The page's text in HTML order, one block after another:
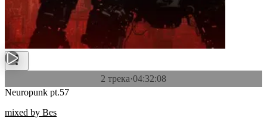
2 трека·04:32:08
Neuropunk pt.57
mixed by Bes